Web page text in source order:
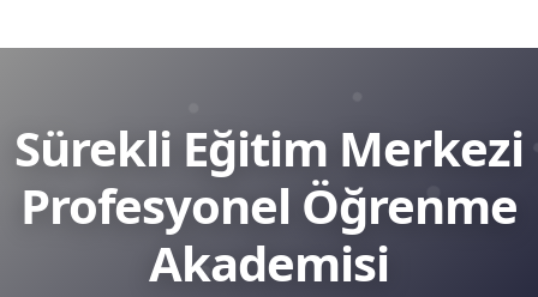
Sürekli Eğitim Merkezi
Profesyonel Öğrenme
Akademisi